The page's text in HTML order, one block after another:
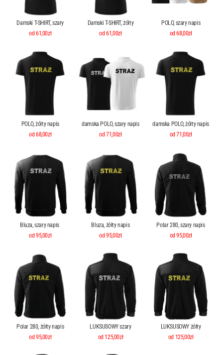
Damski T-SHIRT, szary
od 61,00zł
Damski T-SHIRT, żółty
od 61,00zł
POLO, szary napis
od 68,00zł
POLO, żółty napis
od 68,00zł
damska POLO, szary napis
od 71,00zł
damska POLO, żółty napis
od 71,00zł
Bluza, szary napis
od 95,00zł
Bluza, żółty napis
od 95,00zł
Polar 280, szary napis
od 95,00zł
Polar 280, żółty napis
od 95,00zł
LUKSUSOWY szary
od 125,00zł
LUKSUSOWY żółty
od 125,00zł